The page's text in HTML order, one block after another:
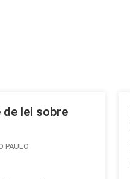
de lei sobre
PAULO